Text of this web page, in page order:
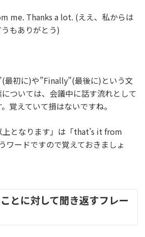
me. Thanks a lot. (ええ、私からは
もありがとう)
最初に)や”Finally”(最後に)という文
ついては、会議中に話す流れとして
覚えていて損はないですね。
上となります」は「that’s it from
ワードですので覚えておきましょ
とに対して聞き返すフレー